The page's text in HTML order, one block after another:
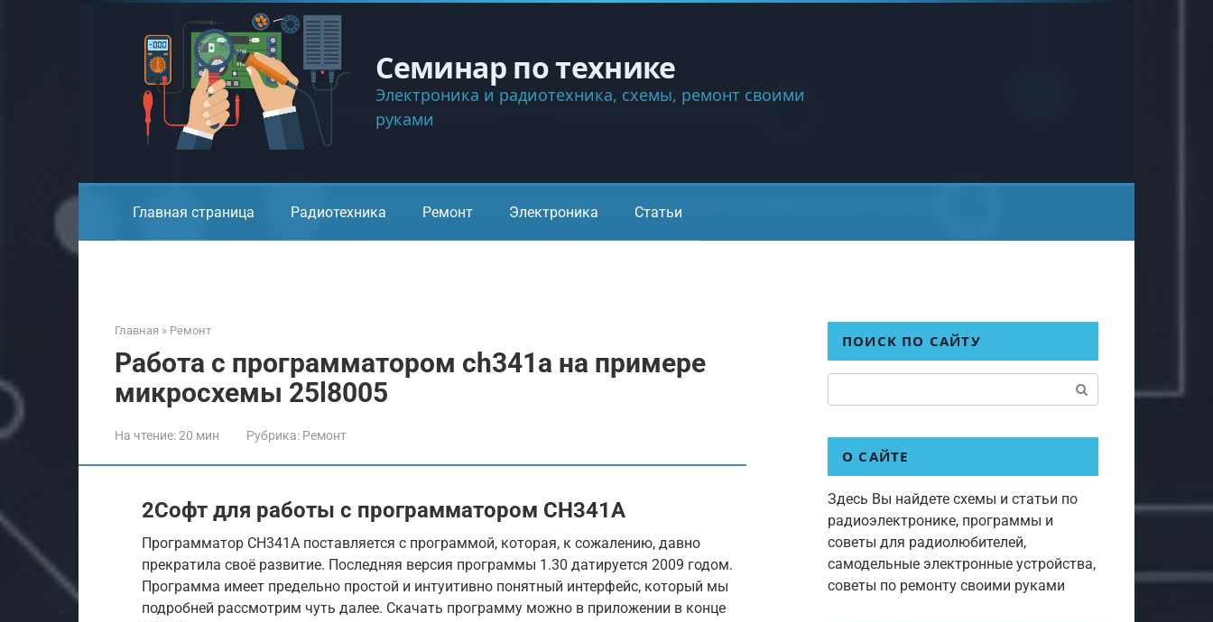
Семинар по технике
Электроника и радиотехника, схемы, ремонт своими
руками
Главная страница Радиотехника Ремонт Электроника Статьи
Главная » Ремонт
Работа с программатором ch341a на примере
микросхемы 25l8005
На чтение:20 мин Рубрика: Ремонт
2Софт для работы с программатором CH341A
Программатор CH341A поставляется с программой, которая, к сожалению, давно
прекратила своё развитие. Последняя версия программы 1.30 датируется 2009 годом.
Программа имеет предельно простой и интуитивно понятный интерфейс, который мы
подробней рассмотрим чуть далее. Скачать программу можно в приложении в конце
ПОИСК ПО САЙТУ
О САЙТЕ
Здесь Вы найдете схемы и статьи по
радиоэлектронике, программы и
советы для радиолюбителей,
самодельные электронные устройства,
советы по ремонту своими руками